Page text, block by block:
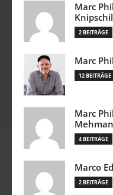
Marc
2 BEITRÄGE
Marc
12 BEITRÄGE
Marc
4 BEITRÄGE
Marco
2 BEITRÄGE